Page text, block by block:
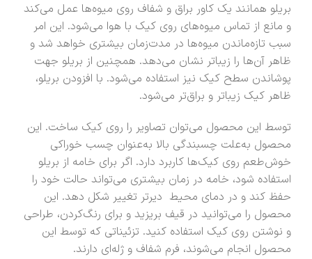
بریلو همانند یک کاور براق و شفاف روی میوه‌‌ها عمل می‌کند
و مانع از تماس میوه‌های روی کیک با هوا می‌شود. این امر
سبب تازه‌ماندن میوه‌ها در مدت‌زمان بیشتری خواهد شد و
ظاهر آن‌ها را زیباتر نشان می‌دهد. همچنین از بریلو جهت
پوشاندن سطح کیک نیز استفاده می‌شود. با افزودن بریلو،
ظاهر کیک زیباتر و براق‌تر می‌شود.
توسط این محصول می‌توان تصاویر را روی کیک ساخت. این
محصول به‌علت چسبندگی بالا به‌عنوان چسب خوراکی
خوش‌طعم روی کیک‌ها کاربرد دارد. اگر برای خامه از بریلو
استفاده شود، خامه در زمان بیشتری می‌تواند حالت خود را
حفظ ‌کند و در دمای محیط دیرتر تغییر شکل دهد. این
محصول را می‌توانید در قیف بریزید و برای رنگ‌کردن، طراحی
و نوشتن روی کیک استفاده کنید. تزئیناتی که توسط این
محصول انجام می‌شوند، فرم شفاف و ژله‌ای دارند.